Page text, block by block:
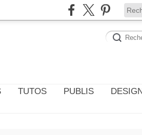
TUTOS PUBLIS